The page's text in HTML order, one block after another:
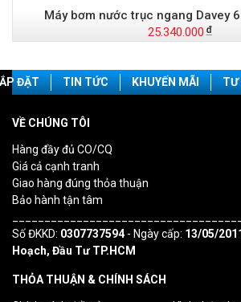
Máy bơm nước trục ngang Davey
25.340.000
ĐẶT TIN TỨC KHUYẾN MÃI TƯ
VỀ CHÚNG TÔI
Hàng đầy đủ CO/CQ
Giá cả cạnh tranh
Giao hàng đúng thỏa thuận
Bảo hành tận tâm
Số ĐKKD: 0307737594- Ngày cấp: 13/05/
Hoạch, Đầu Tư TP.HCM
THỎA THUẬN & CHÍNH SÁCH